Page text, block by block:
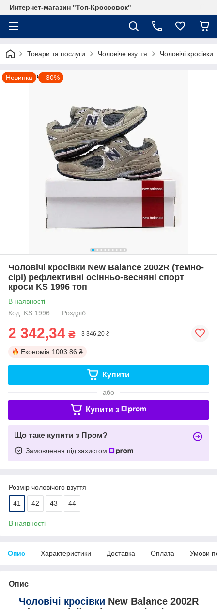
Интернет-магазин "Топ-Кроссовок"
Товари та послуги Чоловіче взуття Чоловічі кросівки
Новинка –30%
Чоловічі кросівки New Balance 2002R (темно-
сірі) рефлективні осінньо-весняні спорт
кроси KS 1996 топ
В наявності
Код: KS 1996
Роздріб
2 342,34 ₴ 3 346,20 ₴
Економія 1003.86 ₴
Купити
або
Купити з
Що таке купити з Пром?
Замовлення під захистом
Розмір чоловічого взуття
41 42 43 44
В наявності
Опис Характеристики Доставка Оплата Умови
Опис
Чоловічі кросівки New Balance 2002R